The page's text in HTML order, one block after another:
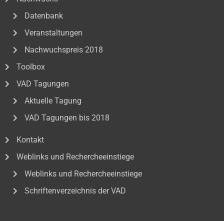
Datenbank
Veranstaltungen
Nachwuchspreis 2018
Toolbox
VAD Tagungen
Aktuelle Tagung
VAD Tagungen bis 2018
Kontakt
Weblinks und Rechercheeinstiege
Weblinks und Rechercheeinstiege
Schriftenverzeichnis der VAD